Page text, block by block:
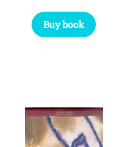
Buy book